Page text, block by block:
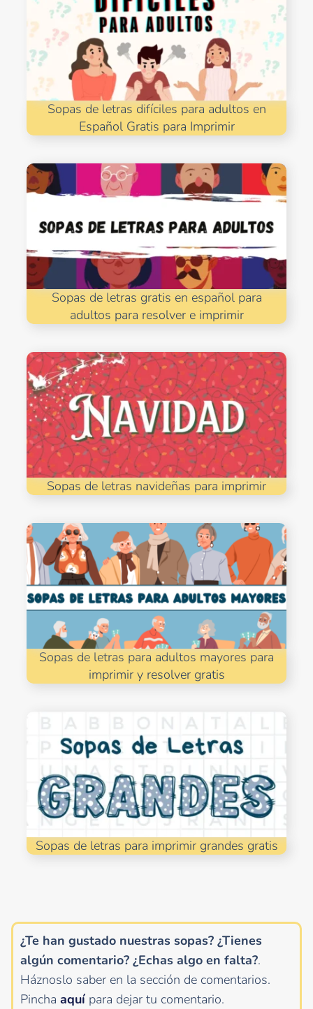
Sopas de letras difíciles para adultos en
Español Gratis para Imprimir
Sopas de letras gratis en español para
adultos para resolver e imprimir
Sopas de letras navideñas para imprimir
Sopas de letras para adultos mayores para
imprimir y resolver gratis
Sopas de letras para imprimir grandes gratis
¿Te han gustado nuestras sopas? ¿Tienes
algún comentario? ¿Echas algo en falta?.
Háznoslo saber en la sección de comentarios.
Pincha aquí para dejar tu comentario.